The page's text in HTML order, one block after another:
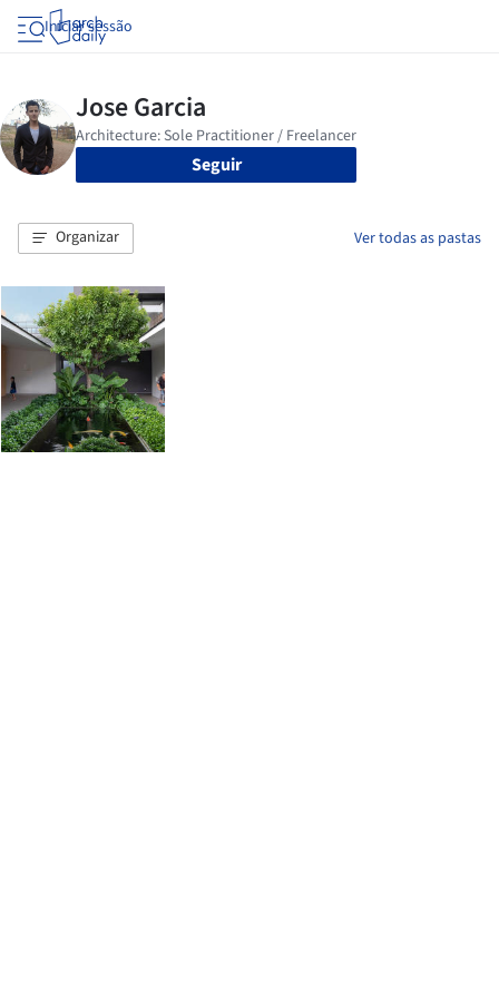
Iniciar sessão
Seguir
Organizar Ver todas as pastas